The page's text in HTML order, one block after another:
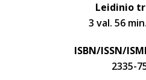
Leidinio
3 val. 56
ISBN/ISSN/
2335-